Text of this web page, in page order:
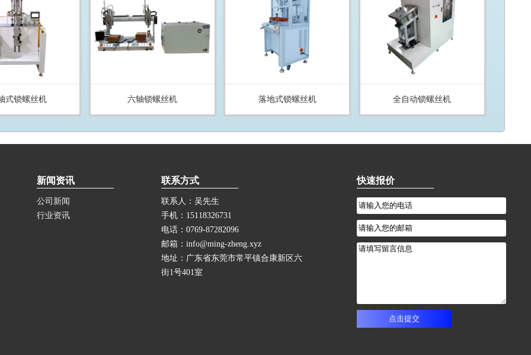
式锁螺丝机 六轴锁螺丝机 落地式锁螺丝机 全自动锁螺丝机
新闻资讯
公司新闻
行业资讯
联系方式
联系人：吴先生
手机：15118326731
电话：0769-87282096
邮箱：info@ming-zheng.xyz
地址：广东省东莞市常平镇合康新区六
街1号401室
快速报价